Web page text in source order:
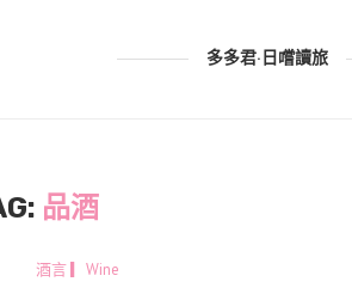
多多君·日嚐讀旅
品酒
酒言 ▎Wine